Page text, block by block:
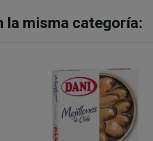
la misma categoría: